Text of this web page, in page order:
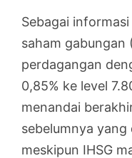
Sebagai
saham gabungan
perdagangan
0,85% ke level
menandai
sebelumnya
meskipun IHSG